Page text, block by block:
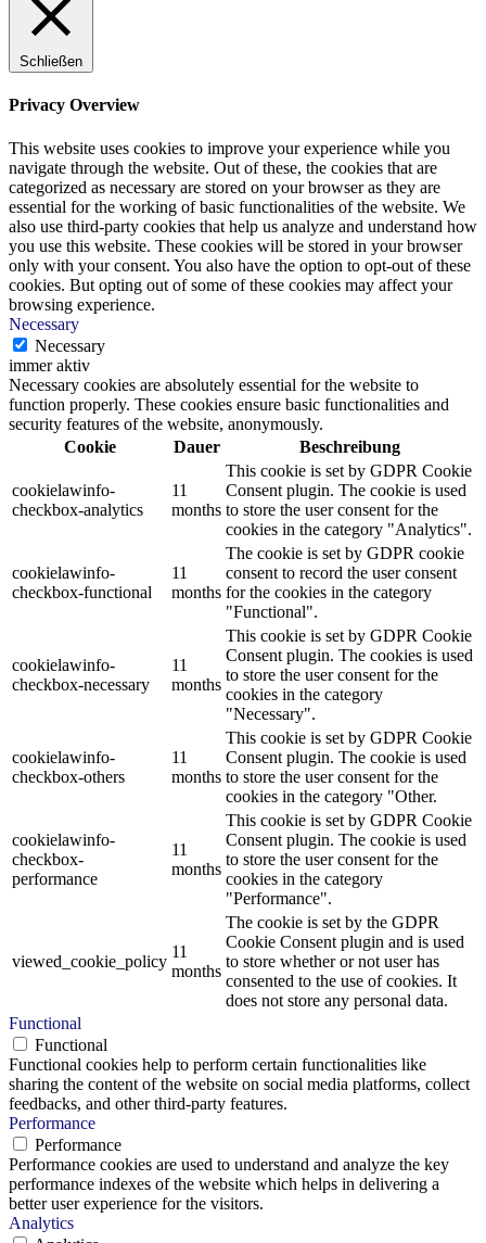
Schließen
Privacy Overview
This website uses cookies to improve your experience while you
navigate through the website. Out of these, the cookies that are
categorized as necessary are stored on your browser as they are
essential for the working of basic functionalities of the website. We
also use third-party cookies that help us analyze and understand how
you use this website. These cookies will be stored in your browser
only with your consent. You also have the option to opt-out of these
cookies. But opting out of some of these cookies may affect your
browsing experience.
Necessary
Necessary
immer aktiv
Necessary cookies are absolutely essential for the website to
function properly. These cookies ensure basic functionalities and
security features of the website, anonymously.
Cookie
Dauer Beschreibung
cookielawinfo-
checkbox-analytics
11
months
This cookie is set by GDPR Cookie
Consent plugin. The cookie is used
to store the user consent for the
cookies in the category "Analytics".
cookielawinfo-
checkbox-functional
11
months
The cookie is set by GDPR cookie
consent to record the user consent
for the cookies in the category
"Functional".
cookielawinfo-
checkbox-necessary
11
months
This cookie is set by GDPR Cookie
Consent plugin. The cookies is used
to store the user consent for the
cookies in the category
"Necessary".
cookielawinfo-
checkbox-others
11
months
This cookie is set by GDPR Cookie
Consent plugin. The cookie is used
to store the user consent for the
cookies in the category "Other.
cookielawinfo-
checkbox-
performance
11
months
This cookie is set by GDPR Cookie
Consent plugin. The cookie is used
to store the user consent for the
cookies in the category
"Performance".
viewed_cookie_policy
11
months
The cookie is set by the GDPR
Cookie Consent plugin and is used
to store whether or not user has
consented to the use of cookies. It
does not store any personal data.
Functional
Functional
Functional cookies help to perform certain functionalities like
sharing the content of the website on social media platforms, collect
feedbacks, and other third-party features.
Performance
Performance
Performance cookies are used to understand and analyze the key
performance indexes of the website which helps in delivering a
better user experience for the visitors.
Analytics